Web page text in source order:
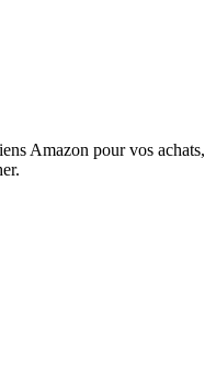
Amazon pour vos achats,